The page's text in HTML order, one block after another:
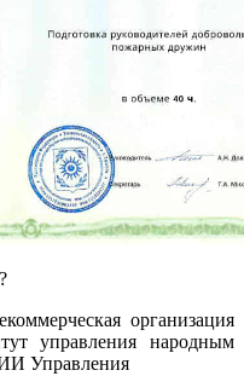
организация
управления народным
Управления